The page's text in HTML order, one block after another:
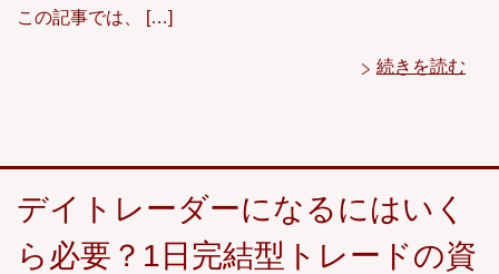
この記事では、 […]
続きを読む
デイトレーダーになるにはいく
ら必要？1日完結型トレードの資